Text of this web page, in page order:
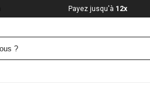
Payez jusqu'à 12x